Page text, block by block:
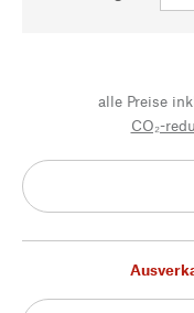
alle Preise
CO₂-